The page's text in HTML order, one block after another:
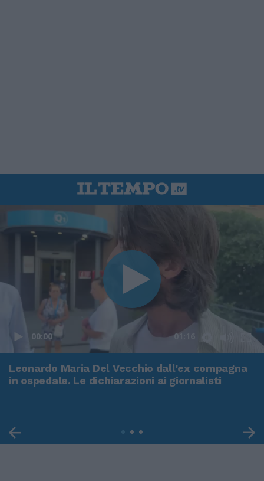
00:00 01:16
Leonardo Maria Del Vecchio dall'ex compagna
in ospedale. Le dichiarazioni ai giornalisti